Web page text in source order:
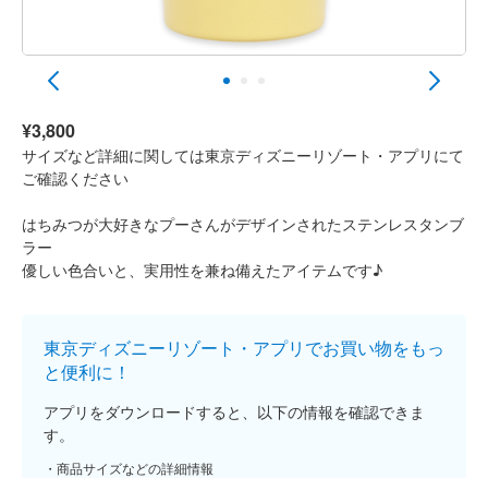
¥3,800
サイズなど詳細に関しては東京ディズニーリゾート・アプリにて
ご確認ください
はちみつが大好きなプーさんがデザインされたステンレスタンブ
ラー
優しい色合いと、実用性を兼ね備えたアイテムです♪
東京ディズニーリゾート・アプリでお買い物をもっ
と便利に！
アプリをダウンロードすると、以下の情報を確認できま
す。
商品サイズなどの詳細情報